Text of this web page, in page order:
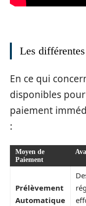
Les
En ce qui
disponibles
paiement
:
Moyen de
Paiement
Prélèvement
Automatique